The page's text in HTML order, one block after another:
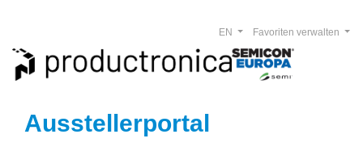
Ausstellerportal
Favoriten verwalten
EN